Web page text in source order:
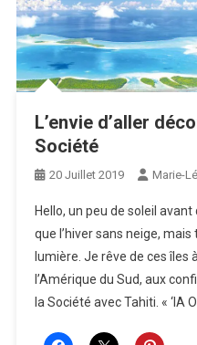
L’envie d’aller
Société
20 Juillet 2019 Marie-
Hello, un peu de soleil
que l’hiver sans neige,
lumière. Je rêve de ces îles
l’Amérique du Sud, aux
la Société avec Tahiti. « ‘IA